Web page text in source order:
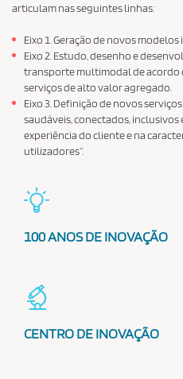
articulam nas seguintes linhas:
Eixo 1. Geração de novos
Eixo 2. Estudo, desenho e
transporte multimodal de acordo
serviços de alto valor agregado.
Eixo 3. Definição de novos
saudáveis, conectados,
experiência do cliente e na
utilizadores”.
100 ANOS DE INOVAÇÃO
CENTRO DE INOVAÇÃO